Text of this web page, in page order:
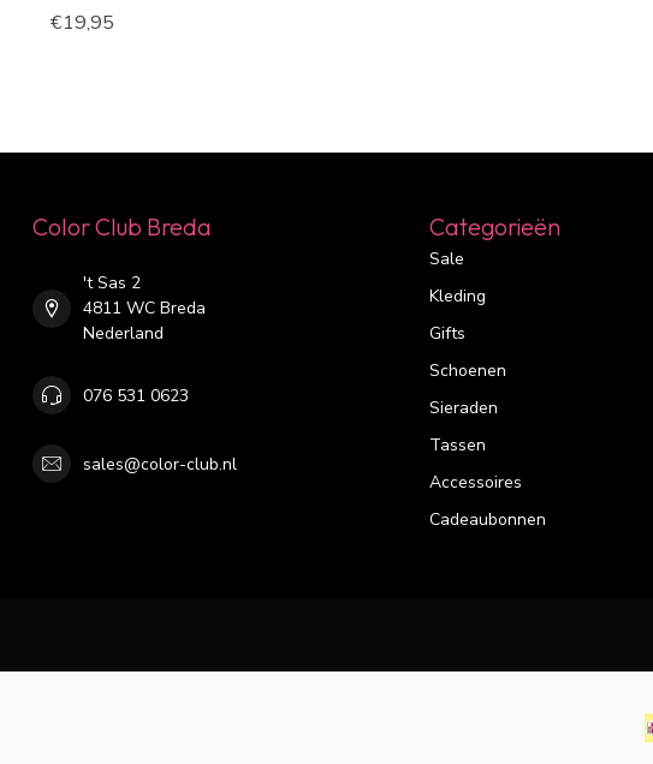
€19,95
Color Club Breda
't Sas 2
4811 WC Breda
Nederland
076 531 0623
sales@color-club.nl
Categorieën
Sale
Kleding
Gifts
Schoenen
Sieraden
Tassen
Accessoires
Cadeaubonnen